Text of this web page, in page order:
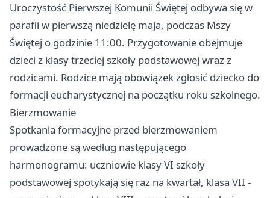
Uroczystość Pierwszej Komunii Świętej odbywa się w
parafii w pierwszą niedzielę maja, podczas Mszy
Świętej o godzinie 11:00. Przygotowanie obejmuje
dzieci z klasy trzeciej szkoły podstawowej wraz z
rodzicami. Rodzice mają obowiązek zgłosić dziecko do
formacji eucharystycznej na początku roku szkolnego.
Bierzmowanie
Spotkania formacyjne przed bierzmowaniem
prowadzone są według następującego
harmonogramu: uczniowie klasy VI szkoły
podstawowej spotykają się raz na kwartał, klasa VII -